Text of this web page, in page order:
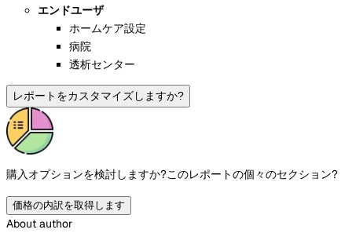
エンドユーザ
ホームケア設定
病院
透析センター
レポートをカスタマイズしますか?
購入オプションを検討しますか?このレポートの個々のセクション?
価格の内訳を取得します
About author